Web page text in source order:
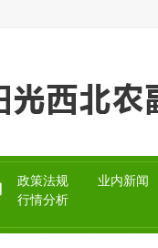
政策法规
业内新闻
行情分析